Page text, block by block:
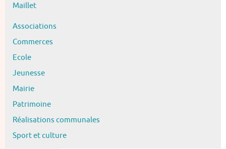
Maillet
Associations
Commerces
Ecole
Jeunesse
Mairie
Patrimoine
Réalisations communales
Sport et culture